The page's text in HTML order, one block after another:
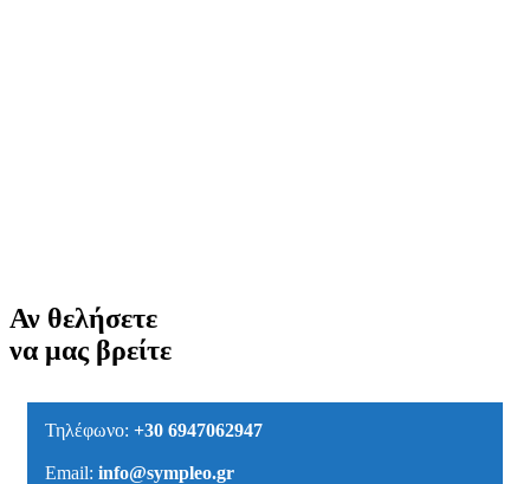
Αν θελήσετε
να μας βρείτε
Τηλέφωνο: +30 6947062947
Email: info@sympleo.gr